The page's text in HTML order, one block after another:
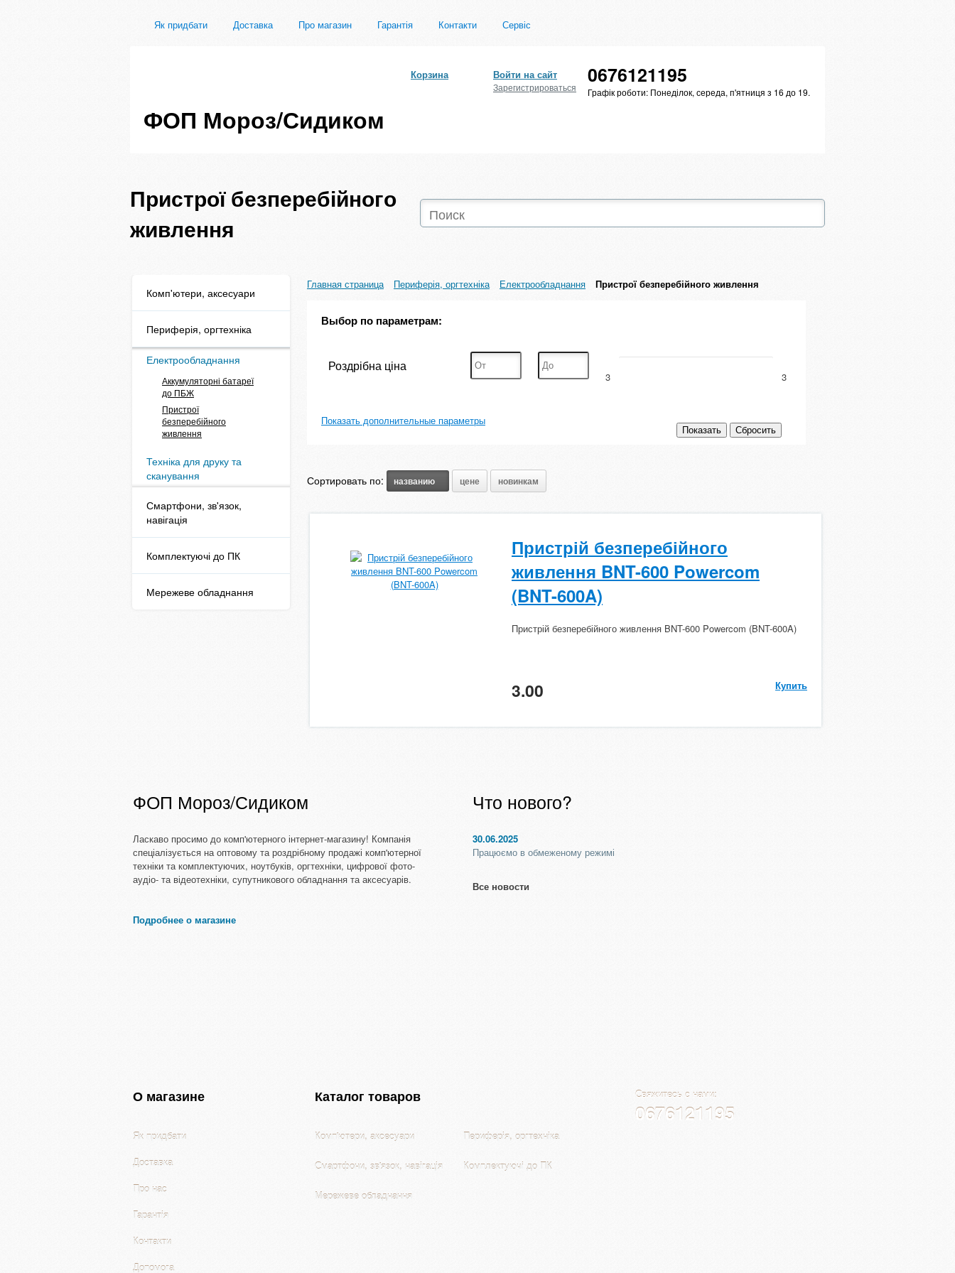
Як придбати Доставка Про магазин Гарантія Контакти Сервіс
0676121195
Графік роботи: Понеділок, середа, п'ятниця з 16 до 19.
Войти на сайт
Зарегистрироваться
Корзина
ФОП Мороз/Сидиком
Пристрої безперебійного
живлення
Комп'ютери, аксесуари
Периферія, оргтехніка
Електрообладнання
Аккумуляторні батареї
до ПБЖ
Пристрої
безперебійного
живлення
Техніка для друку та
сканування
Смартфони, зв'язок,
навігація
Комплектуючі до ПК
Мережеве обладнання
Главная страница Периферія, оргтехніка Електрообладнання Пристрої безперебійного живлення
Выбор по параметрам:
Роздрібна ціна
3
3
Показать дополнительные параметры
Сортировать по: названию цене новинкам
Пристрій безперебійного
живлення BNT-600 Powercom
(BNT-600A)
Пристрій безперебійного живлення BNT-600 Powercom (BNT-600A)
3.00 Купить
ФОП Мороз/Сидиком
Ласкаво просимо до комп'ютерного інтернет-магазину! Компанія
спеціалізується на оптовому та роздрібному продажі комп'ютерної
техніки та комплектуючих, ноутбуків, оргтехніки, цифрової фото-
аудіо- та відеотехніки, супутникового обладнання та аксесуарів.
Подробнее о магазине
Что нового?
30.06.2025
Працюємо в обмеженому режимі
Все новости
О магазине
Як придбати
Доставка
Про нас
Гарантія
Контакти
Допомога
Каталог товаров
Комп'ютери, аксесуари Периферія, оргтехніка
Смартфони, зв'язок, навігація Комплектуючі до ПК
Мережеве обладнання
Свяжитесь с нами:
0676121195